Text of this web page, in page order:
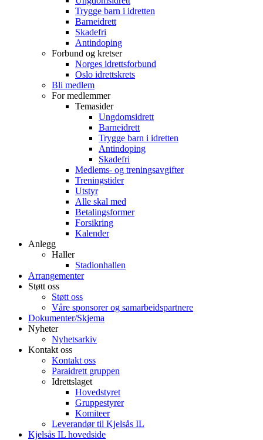
Trygge barn i idretten
Barneidrett
Skadefri
Antindoping
Forbund og kretser
Norges idrettsforbund
Oslo idrettskrets
Bli medlem
For medlemmer
Temasider
Ungdomsidrett
Barneidrett
Trygge barn i idretten
Antindoping
Skadefri
Medlems- og treningsavgifter
Treningstider
Utstyr
Alle skal med
Betalingsformer
Forsikring
Kalender
Anlegg
Haller
Stadionhallen
Arrangementer
Støtt oss
Støtt oss
Våre sponsorer og samarbeidspartnere
Dokumenter/Skjema
Nyheter
Nyhetsarkiv
Kontakt oss
Kontakt oss
Paraidrett gruppen
Idrettslaget
Hovedstyret
Gruppestyrer
Komiteer
Leverandør til Kjelsås IL
Kjelsås IL hovedside